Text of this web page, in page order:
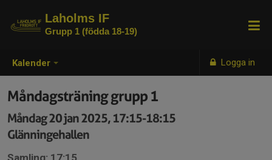
Kalender Logga in
Laholms IF
Grupp 1 (födda 18-19)
Måndagsträning grupp 1
Måndag 20 jan 2025, 17:15-18:15
Glänningehallen
Samling: 17:15